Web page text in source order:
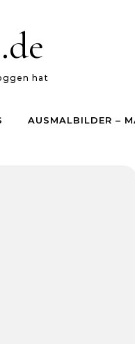
hat
AUSMALBILDER –